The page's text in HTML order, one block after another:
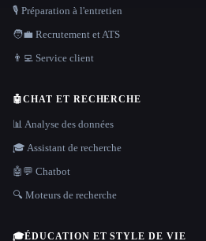
🎙️ Préparation à l'entretien
🧑‍💼 Recrutement et ATS
👨‍💻 Service client
🤖CHAT ET RECHERCHE
📊 Analyse des données
🎓 Assistant de recherche
🤖💬 Chatbot
🔍 Moteurs de recherche
🎓ÉDUCATION ET STYLE DE VIE